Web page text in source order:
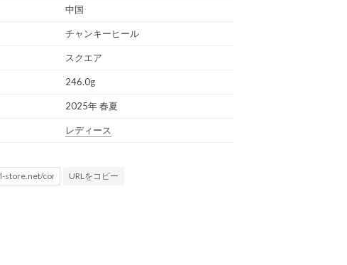
中国
チャンキーヒール
スクエア
246.0g
2025年 春夏
レディース
URLをコピー